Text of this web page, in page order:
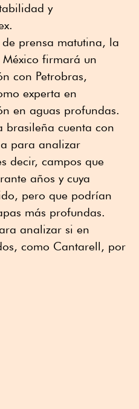
y
prensa matutina, la
firmará un
con Petrobras,
experta en
en aguas profundas.
brasileña cuenta con
para analizar
decir, campos que
años y cuya
pero que podrían
más profundas.
analizar si en
como Cantarell, por